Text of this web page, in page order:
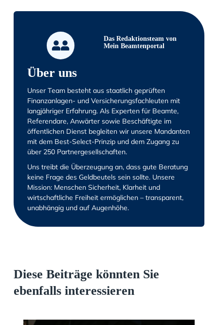
Das Redaktionsteam von
Mein Beamtenportal
Über uns
Unser Team besteht aus staatlich geprüften
Finanzanlagen- und Versicherungsfachleuten mit
langjähriger Erfahrung. Als Experten für Beamte,
Referendare, Anwärter sowie Beschäftigte im
öffentlichen Dienst begleiten wir unsere Mandanten
mit dem Best-Select-Prinzip und dem Zugang zu
über 250 Partnergesellschaften.
Uns treibt die Überzeugung an, dass gute Beratung
keine Frage des Geldbeutels sein sollte. Unsere
Mission: Menschen Sicherheit, Klarheit und
wirtschaftliche Freiheit ermöglichen – transparent,
unabhängig und auf Augenhöhe.
Diese Beiträge könnten Sie
ebenfalls interessieren